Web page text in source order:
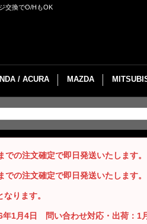
交換でO/HもOK
/ ACURA MAZDA
の注文確定で即日発送いたします。
の注文確定で即日発送いたします。
ります。
1月4日 問い合わせ対応・出荷：1